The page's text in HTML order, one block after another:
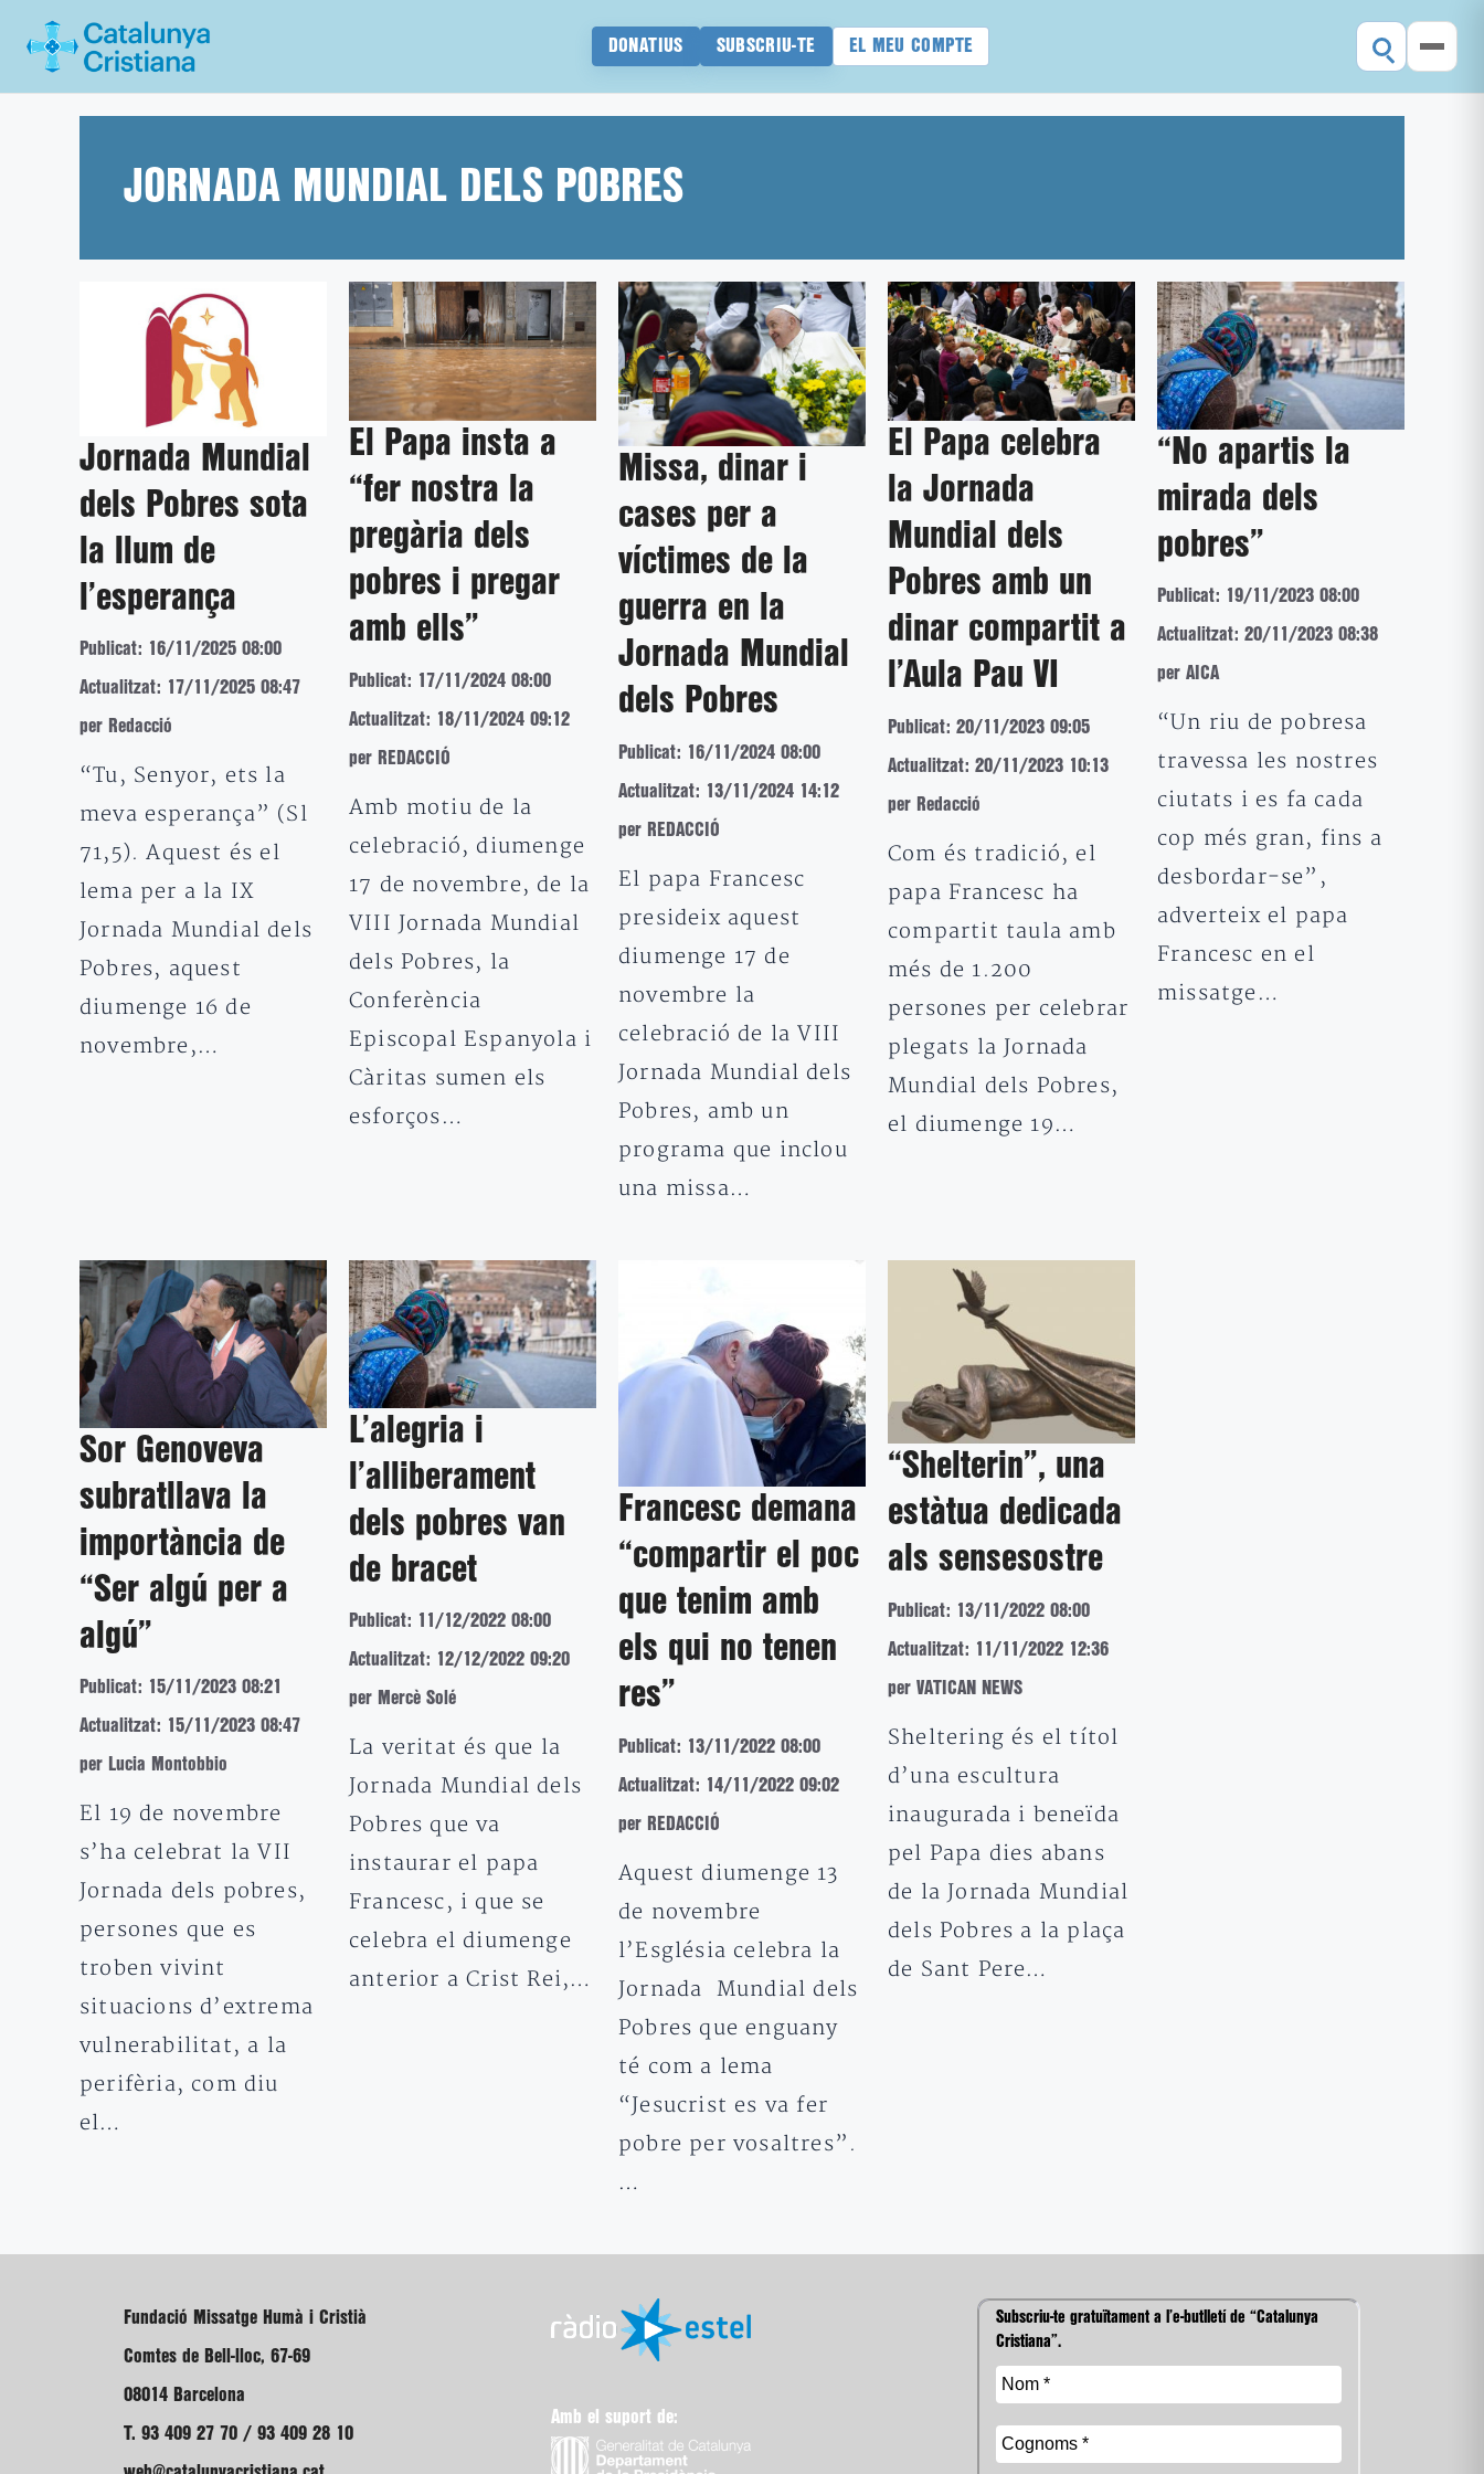
DONATIUS SUBSCRIU-TE EL MEU COMPTE
JORNADA MUNDIAL DELS POBRES
Jornada Mundial
dels Pobres sota
la llum de
l’esperança
Publicat: 16/11/2025 08:00
Actualitzat: 17/11/2025 08:47
per Redacció
“Tu, Senyor, ets la
meva esperança” (Sl
71,5). Aquest és el
lema per a la IX
Jornada Mundial dels
Pobres, aquest
diumenge 16 de
novembre,…
El Papa insta a
“fer nostra la
pregària dels
pobres i pregar
amb ells”
Publicat: 17/11/2024 08:00
Actualitzat: 18/11/2024 09:12
per REDACCIÓ
Amb motiu de la
celebració, diumenge
17 de novembre, de la
VIII Jornada Mundial
dels Pobres, la
Conferència
Episcopal Espanyola i
Càritas sumen els
esforços…
Missa, dinar i
cases per a
víctimes de la
guerra en la
Jornada Mundial
dels Pobres
Publicat: 16/11/2024 08:00
Actualitzat: 13/11/2024 14:12
per REDACCIÓ
El papa Francesc
presideix aquest
diumenge 17 de
novembre la
celebració de la VIII
Jornada Mundial dels
Pobres, amb un
programa que inclou
una missa…
El Papa celebra
la Jornada
Mundial dels
Pobres amb un
dinar compartit a
l’Aula Pau VI
Publicat: 20/11/2023 09:05
Actualitzat: 20/11/2023 10:13
per Redacció
Com és tradició, el
papa Francesc ha
compartit taula amb
més de 1.200
persones per celebrar
plegats la Jornada
Mundial dels Pobres,
el diumenge 19…
“No apartis la
mirada dels
pobres”
Publicat: 19/11/2023 08:00
Actualitzat: 20/11/2023 08:38
per AICA
“Un riu de pobresa
travessa les nostres
ciutats i es fa cada
cop més gran, fins a
desbordar-se”,
adverteix el papa
Francesc en el
missatge…
Sor Genoveva
subratllava la
importància de
“Ser algú per a
algú”
Publicat: 15/11/2023 08:21
Actualitzat: 15/11/2023 08:47
per Lucia Montobbio
El 19 de novembre
s’ha celebrat la VII
Jornada dels pobres,
persones que es
troben vivint
situacions d’extrema
vulnerabilitat, a la
perifèria, com diu
el…
L’alegria i
l’alliberament
dels pobres van
de bracet
Publicat: 11/12/2022 08:00
Actualitzat: 12/12/2022 09:20
per Mercè Solé
La veritat és que la
Jornada Mundial dels
Pobres que va
instaurar el papa
Francesc, i que se
celebra el diumenge
anterior a Crist Rei,…
Francesc demana
“compartir el poc
que tenim amb
els qui no tenen
res”
Publicat: 13/11/2022 08:00
Actualitzat: 14/11/2022 09:02
per REDACCIÓ
Aquest diumenge 13
de novembre
l’Església celebra la
Jornada Mundial dels
Pobres que enguany
té com a lema
“Jesucrist es va fer
pobre per vosaltres”.
…
“Shelterin”, una
estàtua dedicada
als sensesostre
Publicat: 13/11/2022 08:00
Actualitzat: 11/11/2022 12:36
per VATICAN NEWS
Sheltering és el títol
d’una escultura
inaugurada i beneïda
pel Papa dies abans
de la Jornada Mundial
dels Pobres a la plaça
de Sant Pere…
Fundació Missatge Humà i Cristià
Comtes de Bell-lloc, 67-69
08014 Barcelona
T. 93 409 27 70 / 93 409 28 10
Amb el suport de:
Subscriu-te gratuïtament a l’e-butlletí de “Catalunya
Cristiana”.